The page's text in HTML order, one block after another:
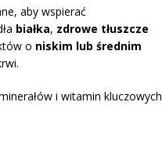
aby wspierać
białka, zdrowe tłuszcze
o niskim lub średnim
i witamin kluczowych